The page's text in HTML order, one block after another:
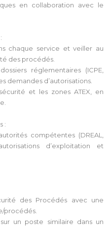
en collaboration avec le
chaque service et veiller au
des procédés.
réglementaires (ICPE,
demandes d’autorisations.
et les zones ATEX, en
:
compétentes (DREAL,
d’exploitation et
des Procédés avec une
procédés.
un poste similaire dans un